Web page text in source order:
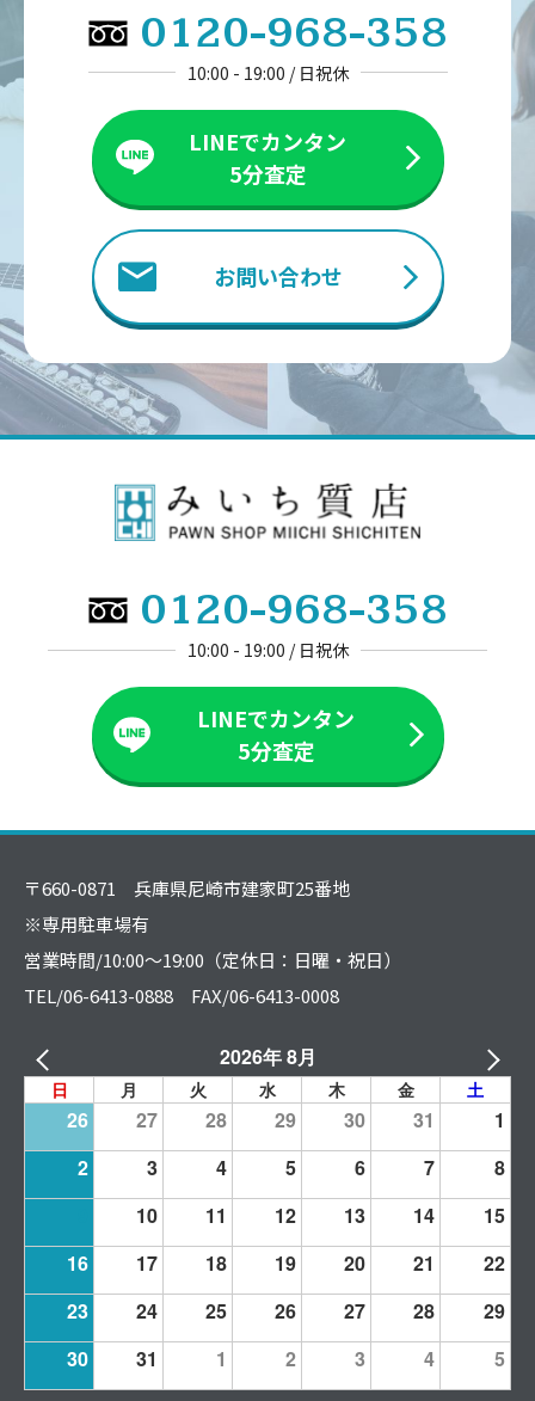
0120-968-358
10:00 - 19:00 / 日祝休
LINEでカンタン
5分査定
お問い合わせ
0120-968-358
10:00 - 19:00 / 日祝休
LINEでカンタン
5分査定
〒660-0871 兵庫県尼崎市建家町25番地
※専用駐車場有
営業時間/10:00～19:00（定休日：日曜・祝日）
TEL/06-6413-0888 FAX/06-6413-0008
2026年 8月
日 月 火 水 木 金 土
26 27 28 29 30 31
1
2
3 4 5 6 7
8
10 11 12 13 14
15
16
17 18 19 20 21
22
23
24 25 26 27 28
29
30
31 1 2 3 4 5